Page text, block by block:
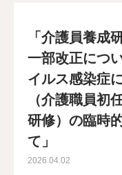
「介護員養成
一部改正につ
イルス感染症
（介護職員初
研修）の臨時
て」
2026.04.02
コミュニティ
群馬県多職種連携推進
県民の方へ
医療・介護従事者へ